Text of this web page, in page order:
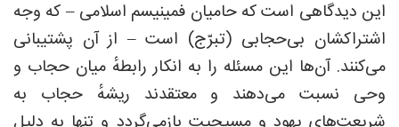
این دیدگاهی است که حامیان فمینیسم اسلامی – که وجه
اشتراکشان بی‌حجابی (تبرّج) است – از آن پشتیبانی
می‌کنند. آن‌ها این مسئله را به انکار رابطهٔ میان حجاب و
وحی نسبت می‌دهند و معتقدند ریشهٔ حجاب به